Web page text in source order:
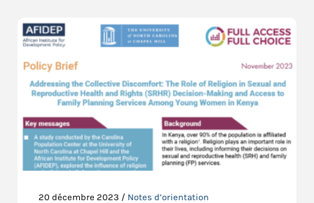
20 décembre 2023 / Notes d’orientation